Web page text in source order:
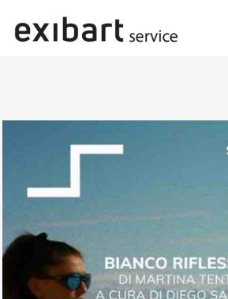
exibart team
contatti